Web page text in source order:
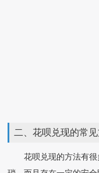
二、花呗兑现的常
花呗兑现的方法有